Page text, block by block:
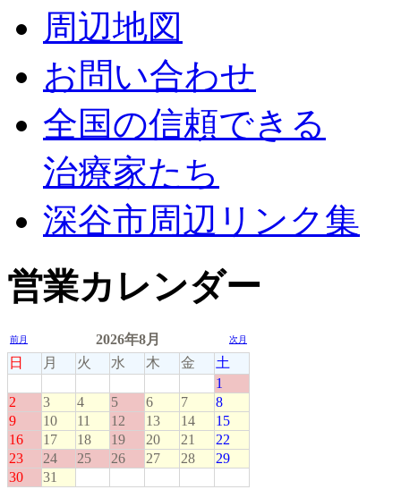
周辺地図
お問い合わせ
全国の信頼できる
治療家たち
深谷市周辺リンク集
営業カレンダー